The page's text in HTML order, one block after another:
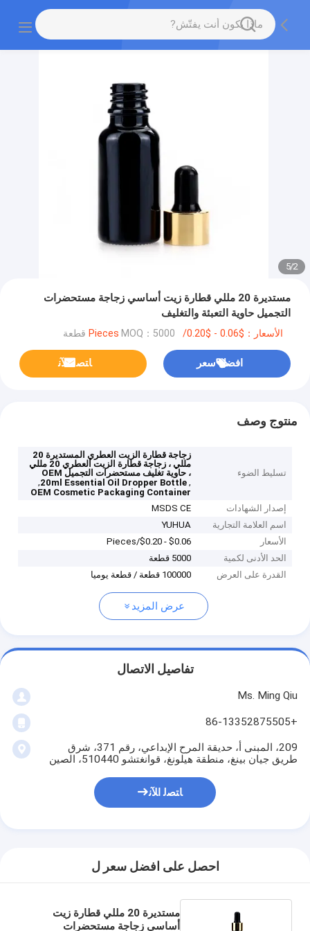
2
/
5
مستديرة 20 مللي قطارة زيت أساسي زجاجة مستحضرات
التجميل حاوية التعبئة والتغليف
الأسعار：$0.06 - $0.20/Pieces MOQ：5000 قطعة
افضل سعر ﺎﺘﺼﻟ ﺍﻶﻧ
منتوج وصف
تسليط الضوء
زجاجة قطارة الزيت العطري المستديرة 20
مللي ، زجاجة قطارة الزيت العطري 20 مللي
، حاوية تغليف مستحضرات التجميل OEM
,
20ml Essential Oil Dropper Bottle
,
OEM Cosmetic Packaging Container
إصدار الشهادات
MSDS CE
اسم العلامة التجارية
YUHUA
الأسعار
$0.06 - $0.20/Pieces
الحد الأدنى لكمية
5000 قطعة
القدرة على العرض
100000 قطعة / قطعة يوميا
عرض المزيد
تفاصيل الاتصال
Ms. Ming Qiu
+86-13352875505
209، المبنى أ، حديقة المرح الإبداعي، رقم 371، شرق
طريق جيان بينغ، منطقة هيلونغ، قوانغتشو 510440، الصين
ﺎﺘﺼﻟ ﺍﻶﻧ
احصل على افضل سعر ل
مستديرة 20 مللي قطارة زيت
أساسي زجاجة مستحضرات